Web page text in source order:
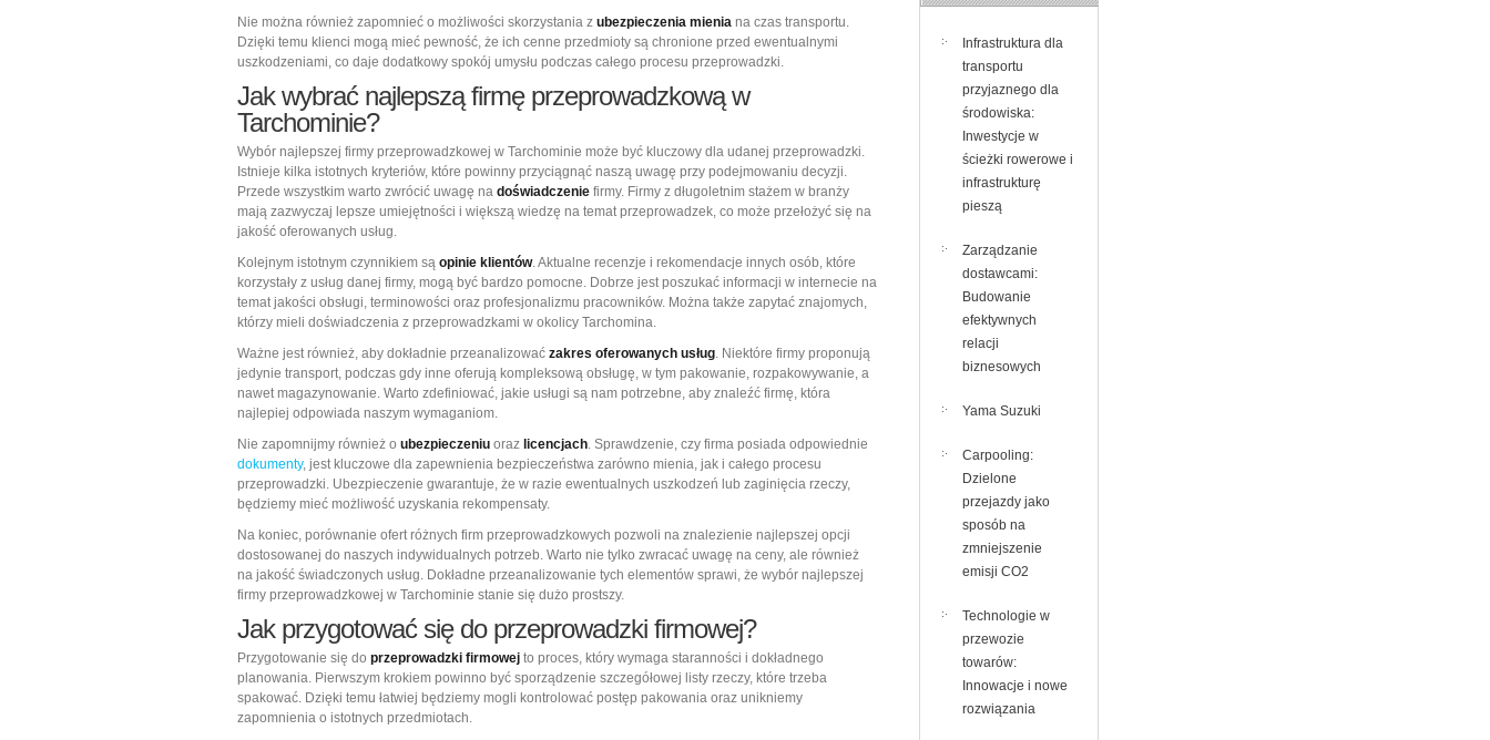
Nie można również zapomnieć o możliwości skorzystania z ubezpieczenia mienia na czas transportu.
Dzięki temu klienci mogą mieć pewność, że ich cenne przedmioty są chronione przed ewentualnymi
uszkodzeniami, co daje dodatkowy spokój umysłu podczas całego procesu przeprowadzki.
Jak wybrać najlepszą firmę przeprowadzkową w
Tarchominie?
Wybór najlepszej firmy przeprowadzkowej w Tarchominie może być kluczowy dla udanej przeprowadzki.
Istnieje kilka istotnych kryteriów, które powinny przyciągnąć naszą uwagę przy podejmowaniu decyzji.
Przede wszystkim warto zwrócić uwagę na doświadczenie firmy. Firmy z długoletnim stażem w branży
mają zazwyczaj lepsze umiejętności i większą wiedzę na temat przeprowadzek, co może przełożyć się na
jakość oferowanych usług.
Kolejnym istotnym czynnikiem są opinie klientów. Aktualne recenzje i rekomendacje innych osób, które
korzystały z usług danej firmy, mogą być bardzo pomocne. Dobrze jest poszukać informacji w internecie na
temat jakości obsługi, terminowości oraz profesjonalizmu pracowników. Można także zapytać znajomych,
którzy mieli doświadczenia z przeprowadzkami w okolicy Tarchomina.
Ważne jest również, aby dokładnie przeanalizować zakres oferowanych usług. Niektóre firmy proponują
jedynie transport, podczas gdy inne oferują kompleksową obsługę, w tym pakowanie, rozpakowywanie, a
nawet magazynowanie. Warto zdefiniować, jakie usługi są nam potrzebne, aby znaleźć firmę, która
najlepiej odpowiada naszym wymaganiom.
Nie zapomnijmy również o ubezpieczeniu oraz licencjach. Sprawdzenie, czy firma posiada odpowiednie
dokumenty, jest kluczowe dla zapewnienia bezpieczeństwa zarówno mienia, jak i całego procesu
przeprowadzki. Ubezpieczenie gwarantuje, że w razie ewentualnych uszkodzeń lub zaginięcia rzeczy,
będziemy mieć możliwość uzyskania rekompensaty.
Na koniec, porównanie ofert różnych firm przeprowadzkowych pozwoli na znalezienie najlepszej opcji
dostosowanej do naszych indywidualnych potrzeb. Warto nie tylko zwracać uwagę na ceny, ale również
na jakość świadczonych usług. Dokładne przeanalizowanie tych elementów sprawi, że wybór najlepszej
firmy przeprowadzkowej w Tarchominie stanie się dużo prostszy.
Jak przygotować się do przeprowadzki firmowej?
Przygotowanie się do przeprowadzki firmowej to proces, który wymaga staranności i dokładnego
planowania. Pierwszym krokiem powinno być sporządzenie szczegółowej listy rzeczy, które trzeba
spakować. Dzięki temu łatwiej będziemy mogli kontrolować postęp pakowania oraz unikniemy
zapomnienia o istotnych przedmiotach.
Infrastruktura dla
transportu
przyjaznego dla
środowiska:
Inwestycje w
ścieżki rowerowe i
infrastrukturę
pieszą
Zarządzanie
dostawcami:
Budowanie
efektywnych
relacji
biznesowych
Yama Suzuki
Carpooling:
Dzielone
przejazdy jako
sposób na
zmniejszenie
emisji CO2
Technologie w
przewozie
towarów:
Innowacje i nowe
rozwiązania